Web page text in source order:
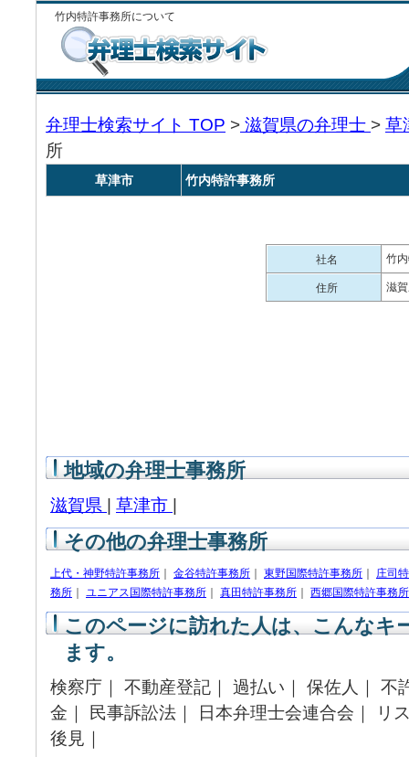
竹内特許事務所について
弁理士検索サイト TOP > 滋賀県の弁理士 > 草
所
草津市 竹内特許事務所
社名 竹
住所 滋
地域の弁理士事務所
滋賀県 草津市
その他の弁理士事務所
上代・神野特許事務所 金谷特許事務所 東野国際特許事務所
庄司
務所
ユニアス国際特許事務所 真田特許事務所 西郷国際特許事務所
このページに訪れた人は、こんなキ
ます。
検察庁｜ 不動産登記｜ 過払い｜ 保佐人｜ 不
金｜ 民事訴訟法｜ 日本弁理士会連合会｜ リ
後見｜